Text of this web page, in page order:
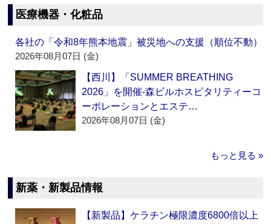
医療機器・化粧品
各社の「令和8年熊本地震」被災地への支援（順位不動）
2026年08月07日 (金)
【西川】「SUMMER BREATHING
2026」を開催‐森ビルホスピタリティーコ
ーポレーションとエステ…
2026年08月07日 (金)
もっと見る »
新薬・新製品情報
【新製品】ケラチン極限濃度6800倍以上